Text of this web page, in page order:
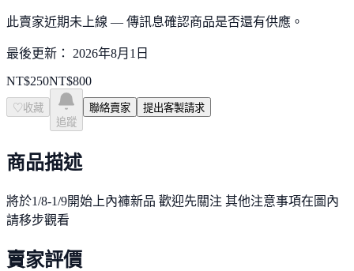
此賣家近期未上線 — 傳訊息確認商品是否還有供應。
最後更新： 2026年8月1日
NT$250NT$800
♡ 收藏
追蹤
聯絡賣家 提出客製請求
商品描述
將於1/8-1/9開始上內褲新品 歡迎先關注 其他注意事項在圖內
請移步觀看
賣家評價